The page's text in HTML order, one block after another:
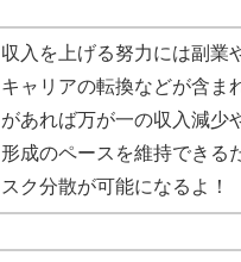
収入を上げる努力には副業
キャリアの転換などが含ま
があれば万が一の収入減少
形成のペースを維持できる
スク分散が可能になるよ！